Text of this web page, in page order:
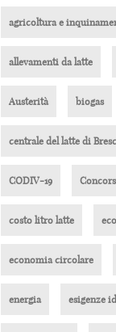
agricoltura e
allevamenti da latte
Austerità biogas
centrale del latte di
CODIV-19
costo litro latte
economia circolare
energia esigenze